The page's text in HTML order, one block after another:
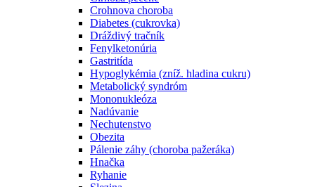
Crohnova choroba
Diabetes (cukrovka)
Dráždivý tračník
Fenylketonúria
Gastritída
Hypoglykémia (zníž. hladina cukru)
Metabolický syndróm
Mononukleóza
Nadúvanie
Nechutenstvo
Obezita
Pálenie záhy (choroba pažeráka)
Hnačka
Ryhanie